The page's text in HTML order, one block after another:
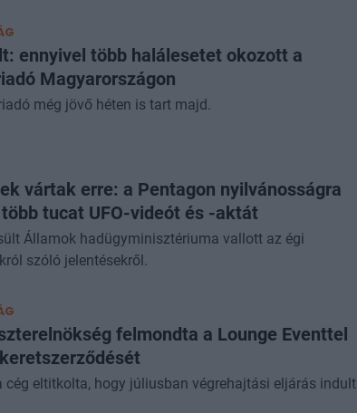
ennyivel több halálesetet okozott a
Magyarországon
még jövő héten is tart majd.
vártak erre: a Pentagon nyilvánosságra
tucat UFO-videót és -aktát
Államok hadügyminisztériuma vallott az égi
szóló jelentésekről.
felmondta a Lounge Eventtel
cég eltitkolta, hogy júliusban végrehajtási eljárás indult